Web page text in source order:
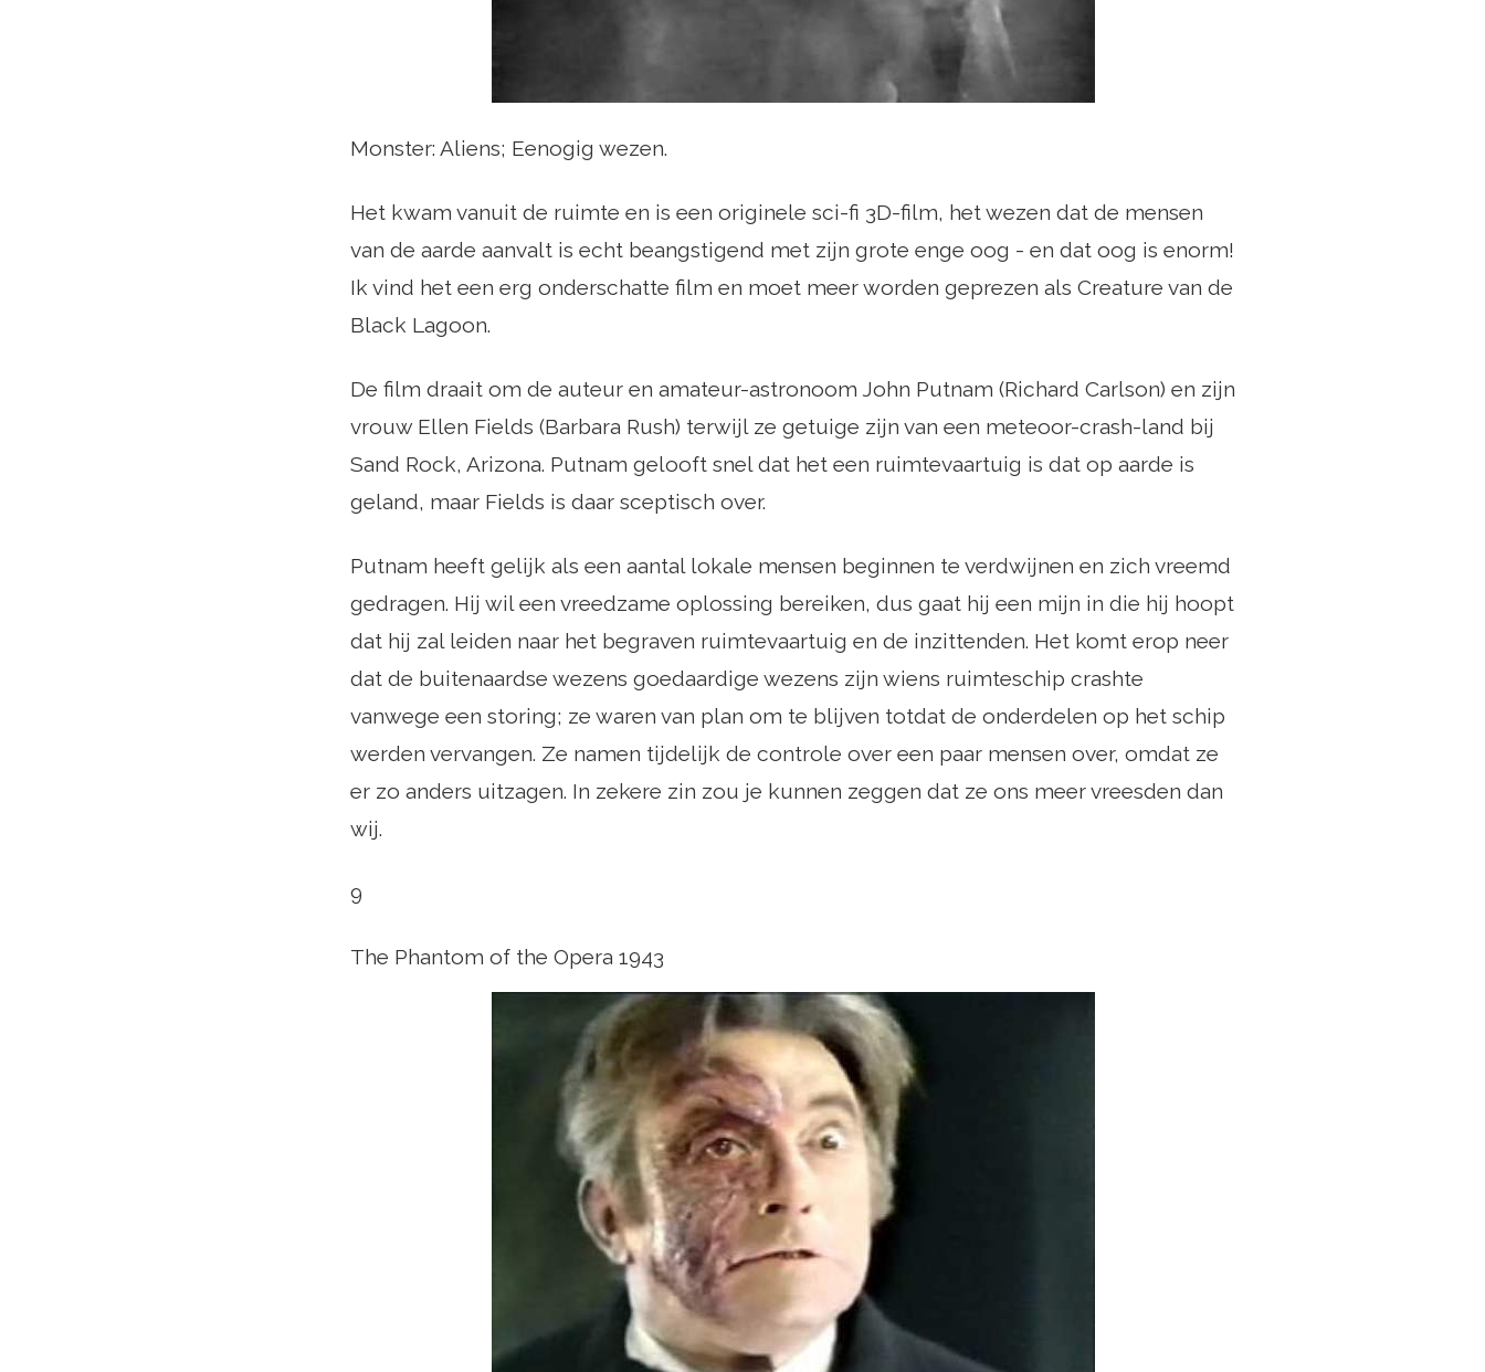
Monster: Aliens; Eenogig wezen.
Het kwam vanuit de ruimte en is een originele sci-fi 3D-film, het wezen dat de mensen
van de aarde aanvalt is echt beangstigend met zijn grote enge oog - en dat oog is enorm!
Ik vind het een erg onderschatte film en moet meer worden geprezen als Creature van de
Black Lagoon.
De film draait om de auteur en amateur-astronoom John Putnam (Richard Carlson) en zijn
vrouw Ellen Fields (Barbara Rush) terwijl ze getuige zijn van een meteoor-crash-land bij
Sand Rock, Arizona. Putnam gelooft snel dat het een ruimtevaartuig is dat op aarde is
geland, maar Fields is daar sceptisch over.
Putnam heeft gelijk als een aantal lokale mensen beginnen te verdwijnen en zich vreemd
gedragen. Hij wil een vreedzame oplossing bereiken, dus gaat hij een mijn in die hij hoopt
dat hij zal leiden naar het begraven ruimtevaartuig en de inzittenden. Het komt erop neer
dat de buitenaardse wezens goedaardige wezens zijn wiens ruimteschip crashte
vanwege een storing; ze waren van plan om te blijven totdat de onderdelen op het schip
werden vervangen. Ze namen tijdelijk de controle over een paar mensen over, omdat ze
er zo anders uitzagen. In zekere zin zou je kunnen zeggen dat ze ons meer vreesden dan
wij.
9
The Phantom of the Opera 1943